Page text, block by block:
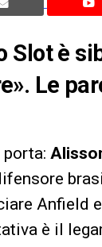
Slot è
Le
Anfield
è il